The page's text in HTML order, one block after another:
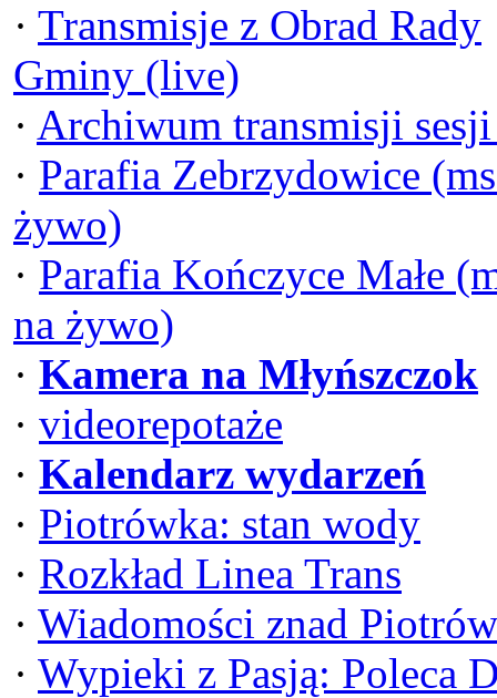
· Transmisje z Obrad Rady
Gminy (live)
· Archiwum transmisji
· Parafia Zebrzydowice
żywo)
· Parafia Kończyce Małe
na żywo)
· Kamera na Młyńszczok
· videorepotaże
· Kalendarz wydarzeń
· Piotrówka: stan wody
· Rozkład Linea Trans
· Wiadomości znad
· Wypieki z Pasją: Poleca